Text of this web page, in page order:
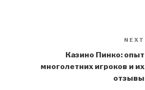
NEXT
Казино Пинко: опыт
многолетних игроков и их
отзывы